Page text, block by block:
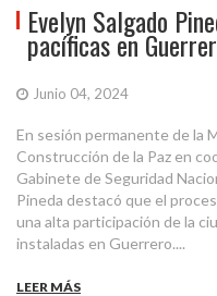
Evelyn Salgado
pacíficas en
Junio 04, 2024
En sesión permanente de la
Construcción de la Paz en
Gabinete de Seguridad
Pineda destacó que el
una alta participación de la
instaladas en Guerrero....
LEER MÁS